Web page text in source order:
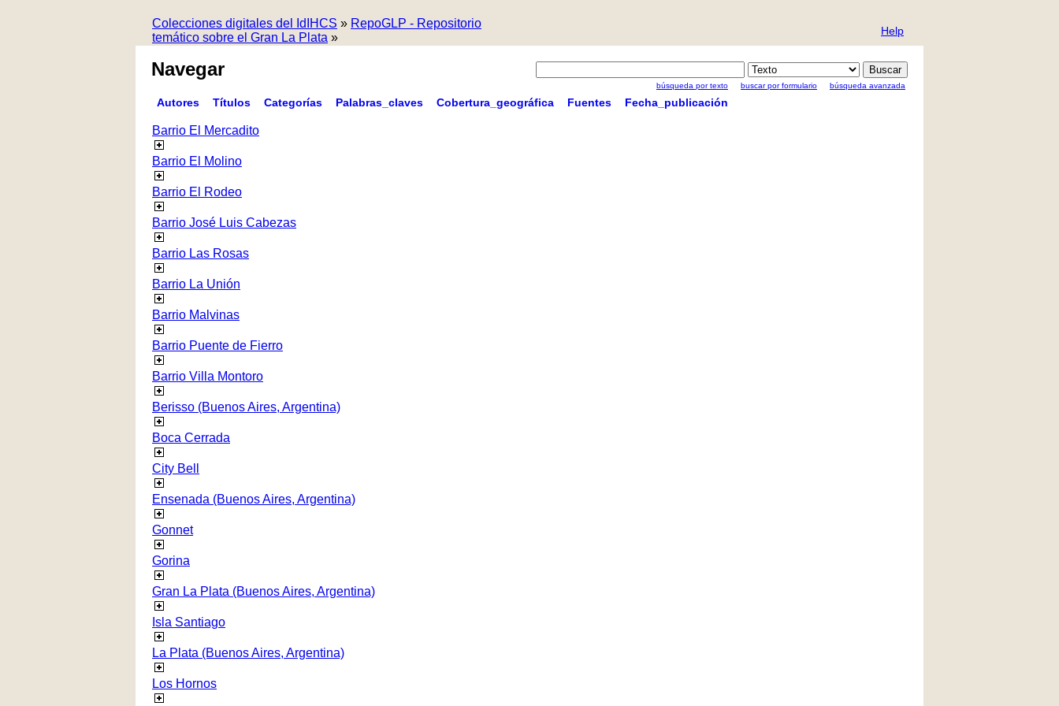
Colecciones digitales del IdIHCS » RepoGLP - Repositorio
temático sobre el Gran La Plata » Help
Navegar
búsqueda por texto buscar por formulario búsqueda avanzada
Autores Títulos Categorías Palabras_claves Cobertura_geográfica Fuentes Fecha_publicación
Barrio El Mercadito
Barrio El Molino
Barrio El Rodeo
Barrio José Luis Cabezas
Barrio Las Rosas
Barrio La Unión
Barrio Malvinas
Barrio Puente de Fierro
Barrio Villa Montoro
Berisso (Buenos Aires, Argentina)
Boca Cerrada
City Bell
Ensenada (Buenos Aires, Argentina)
Gonnet
Gorina
Gran La Plata (Buenos Aires, Argentina)
Isla Santiago
La Plata (Buenos Aires, Argentina)
Los Hornos